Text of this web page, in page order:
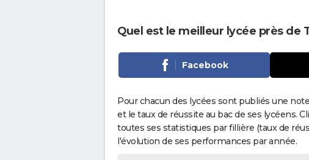
Quel est le meilleur lycée près de
Facebook
Pour chacun des lycées sont publiés une
et le taux de réussite au bac de ses lycéens.
toutes ses statistiques par fillière (taux de
l'évolution de ses performances par année.